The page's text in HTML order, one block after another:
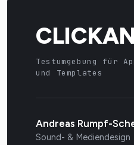
Testumgebung für
und Templates
Andreas Rumpf-
Sound- & Mediendesign